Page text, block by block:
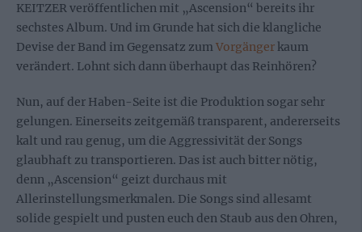
KEITZER veröffentlichen mit „Ascension“ bereits ihr
sechstes Album. Und im Grunde hat sich die klangliche
Devise der Band im Gegensatz zum Vorgänger kaum
verändert. Lohnt sich dann überhaupt das Reinhören?
Nun, auf der Haben-Seite ist die Produktion sogar sehr
gelungen. Einerseits zeitgemäß transparent, andererseits
kalt und rau genug, um die Aggressivität der Songs
glaubhaft zu transportieren. Das ist auch bitter nötig,
denn „Ascension“ geizt durchaus mit
Allerinstellungsmerkmalen. Die Songs sind allesamt
solide gespielt und pusten euch den Staub aus den Ohren,